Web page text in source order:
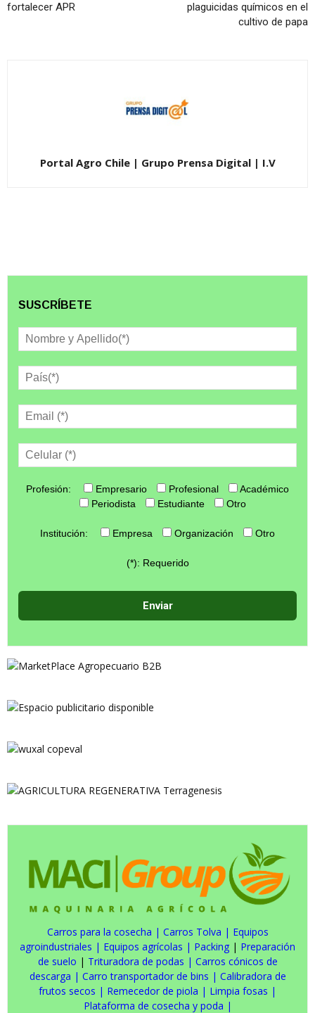
fortalecer APR
plaguicidas químicos en el
cultivo de papa
Portal Agro Chile | Grupo Prensa Digital | I.V
SUSCRÍBETE
Profesión: Empresario Profesional
Académico
Periodista
Estudiante Otro
Institución: Empresa Organización Otro
(*): Requerido
Carros para la cosecha | Carros Tolva | Equipos
agroindustriales | Equipos agrícolas | Packing | Preparación
de suelo | Trituradora de podas | Carros cónicos de
descarga | Carro transportador de bins | Calibradora de
frutos secos | Remecedor de piola | Limpia fosas |
Plataforma de cosecha y poda |